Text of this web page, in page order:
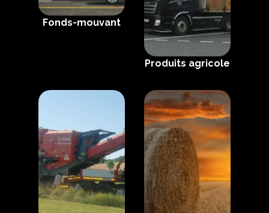
Fonds-mouvant
Produits agricole